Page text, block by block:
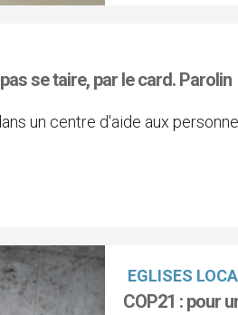
se taire, par le card. Parolin
un centre d'aide aux
EGLISES
COP21 : pour